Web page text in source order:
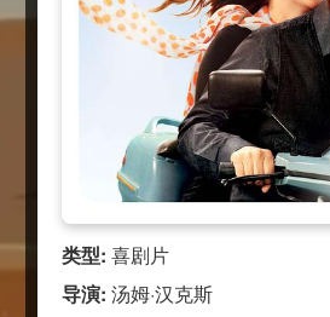
类型: 喜剧片
导演: 汤姆·汉克斯